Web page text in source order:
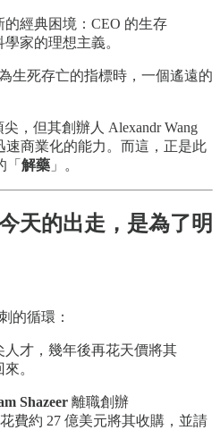
經典困境：CEO 的生存
家的理想主義。
生死存亡的指標時，一個遙遠的
，但其創辦人 Alexandr Wang
商業化的能力。而這，正是此
「 解藥 」。
天的出走，是為了明
的循環：
人才，幾年後再花天價將其
。
Shazeer 離職創辦
花費約 27 億美元將其收購，並請